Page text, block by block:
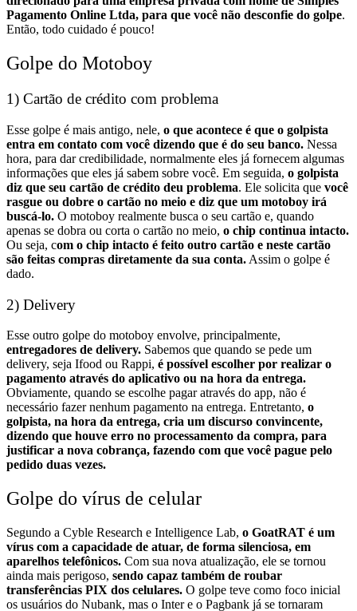
Pagamento Online Ltda, para que você não desconfie do golpe.
Então, todo cuidado é pouco!
Golpe do Motoboy
1) Cartão de crédito com problema
Esse golpe é mais antigo, nele, o que acontece é que o golpista
entra em contato com você dizendo que é do seu banco. Nessa
hora, para dar credibilidade, normalmente eles já fornecem algumas
informações que eles já sabem sobre você. Em seguida, o golpista
diz que seu cartão de crédito deu problema. Ele solicita que você
rasgue ou dobre o cartão no meio e diz que um motoboy irá
buscá-lo. O motoboy realmente busca o seu cartão e, quando
apenas se dobra ou corta o cartão no meio, o chip continua intacto.
Ou seja, com o chip intacto é feito outro cartão e neste cartão
são feitas compras diretamente da sua conta. Assim o golpe é
dado.
2) Delivery
Esse outro golpe do motoboy envolve, principalmente,
entregadores de delivery. Sabemos que quando se pede um
delivery, seja Ifood ou Rappi, é possível escolher por realizar o
pagamento através do aplicativo ou na hora da entrega.
Obviamente, quando se escolhe pagar através do app, não é
necessário fazer nenhum pagamento na entrega. Entretanto, o
golpista, na hora da entrega, cria um discurso convincente,
dizendo que houve erro no processamento da compra, para
justificar a nova cobrança, fazendo com que você pague pelo
pedido duas vezes.
Golpe do vírus de celular
Segundo a Cyble Research e Intelligence Lab, o GoatRAT é um
vírus com a capacidade de atuar, de forma silenciosa, em
aparelhos telefônicos. Com sua nova atualização, ele se tornou
ainda mais perigoso, sendo capaz também de roubar
transferências PIX dos celulares. O golpe teve como foco inicial
os usuários do Nubank, mas o Inter e o Pagbank já se tornaram